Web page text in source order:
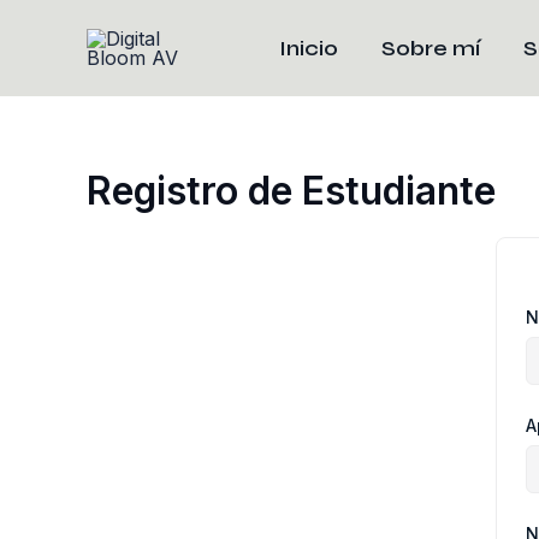
contenido
Inicio Sobre mí
Registro de Estudiante